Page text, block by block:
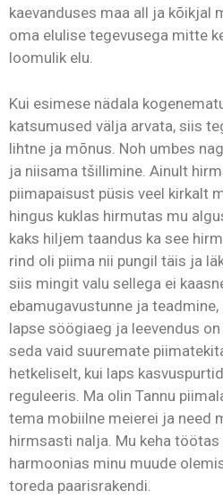
kaevanduses maa all ja kõikjal
oma elulise tegevusega mitte
loomulik elu.
Kui esimese nädala
katsumused välja arvata, siis
lihtne ja mõnus. Noh umbes
ja niisama tšillimine. Ainult
piimapaisust püsis veel kirkalt
hingus kuklas hirmutas mu
kaks hiljem taandus ka see
rind oli piima nii pungil täis ja
siis mingit valu sellega ei
ebamugavustunne ja
lapse söögiaeg ja leevendus
seda vaid suuremate
hetkeliselt, kui laps
reguleeris. Ma olin Tannu
tema mobiilne meierei ja need
hirmsasti nalja. Mu keha
harmoonias minu muude
toreda paarisrakendi.